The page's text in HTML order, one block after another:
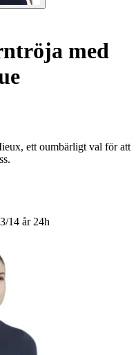
med
ett oumbärligt val för att
14 år 24h